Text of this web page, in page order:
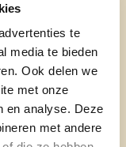
te
media te bieden
Ook delen we
met onze
en analyse. Deze
met andere
juni?
domeinen,
als voormalig
Passie.